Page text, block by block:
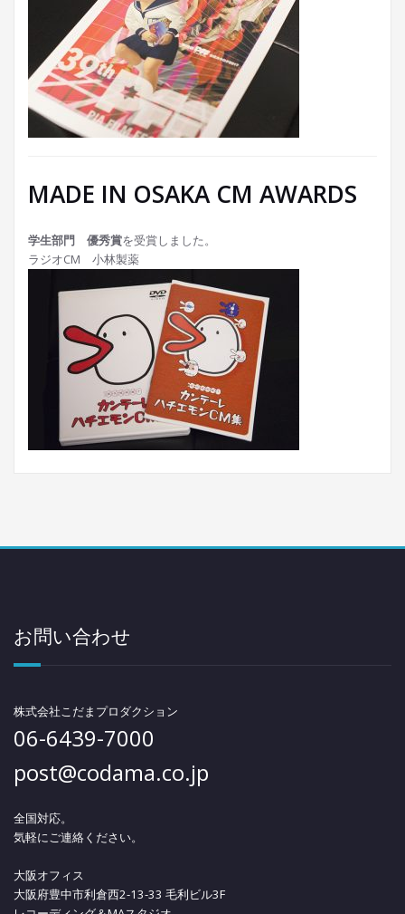
MADE IN OSAKA CM AWARDS
学生部門 優秀賞を受賞しました。
ラジオCM 小林製薬
お問い合わせ
株式会社こだまプロダクション
06-6439-7000
post@codama.co.jp
全国対応。
気軽にご連絡ください。
大阪オフィス
大阪府豊中市利倉西2-13-33 毛利ビル3F